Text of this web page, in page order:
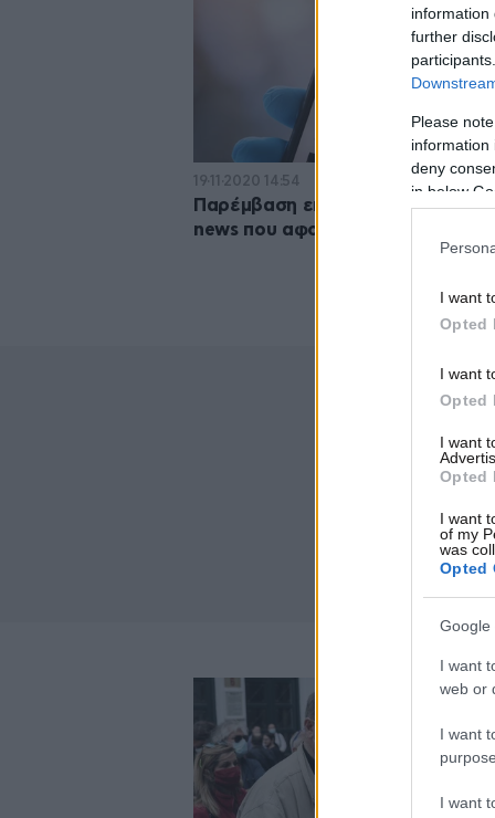
information
further
Please
information
deny
in below
I want
Opted
I want
Opted
I want
Opted
I want
of my
was
Opted
Google
I want
web or
I want
I want
19·11·2020 14:54
Παρέμβαση εισαγγελέα για τα
news που αφορούν στην πανδημία